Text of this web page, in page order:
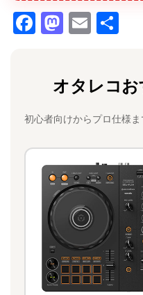
F
b
o
o
k
M
o
d
o
n
E
l
オタレコ
初心者向けからプロ仕様ま